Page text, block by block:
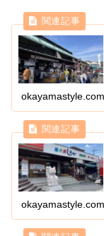
okayamastyle.com
okayamastyle.com